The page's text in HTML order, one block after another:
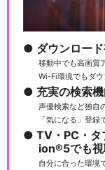
ダウンロー
移動中でも高画質
Wi-Fi環境でもダ
充実の検索
声優検索など独自
「気になる」登
TV・PC・
ion®5でも
自分に合った環境